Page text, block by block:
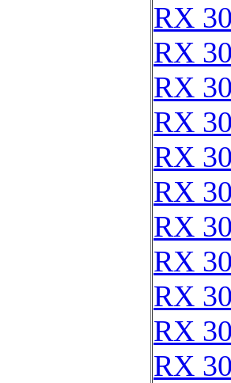
RX
RX
RX
RX
RX
RX
RX
RX
RX
RX
RX